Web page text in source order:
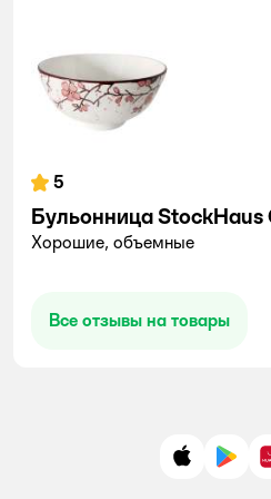
5
Бульонница
Хорошие, объемные
Все отзывы на товары
App Store